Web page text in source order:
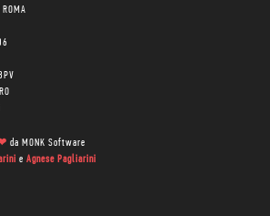
ROMA
da MONK Software
e Agnese Pagliarini